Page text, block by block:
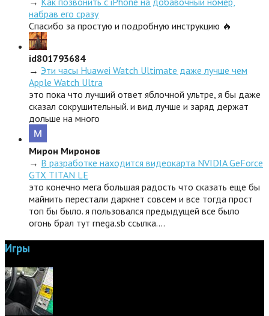
набрав его сразу
Спасибо за простую и подробную инструкцию 🔥
id801793684
→ Эти часы Huawei Watch Ultimate даже лучше чем
Apple Watch Ultra
это пока что лучший ответ яблочной ультре, я бы даже
сказал сокрушительный. и вид лучше и заряд держат
дольше на много
Мирон Миронов
→ В разработке находится видеокарта NVIDIA GeForce
GTX TITAN LE
это конечно мега большая радость что сказать еще бы
майнить перестали даркнет совсем и все тогда прост
топ бы было. я пользовался предыдущей все было
огонь брал тут rnega.sb ссылка.…
Игры